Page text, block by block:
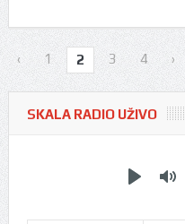
‹ 1 2 3 4 ›
SKALA RADIO UŽIVO